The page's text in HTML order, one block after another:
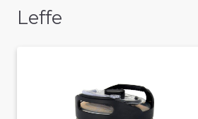
Leffe